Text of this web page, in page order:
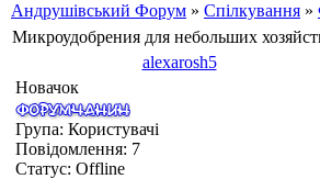
Андрушівський Форум » Спілкування »
Микроудобрения для небольших
alexarosh5
Новачок
Група: Користувачі
Повідомлення: 7
Статус: Offline